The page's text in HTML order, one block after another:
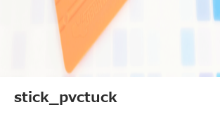
stick_pvctuck